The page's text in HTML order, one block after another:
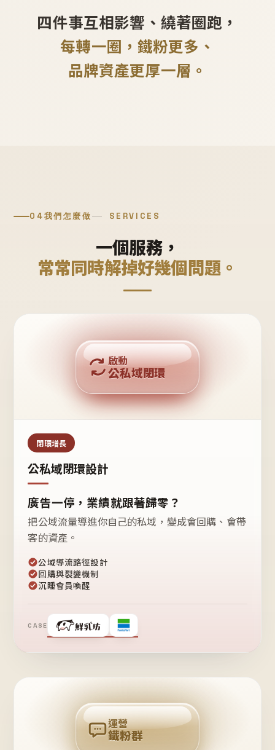
四件事互相影響、繞著圈跑，
每轉一圈，鐵粉更多、
品牌資產更厚一層。
04我們怎麼做 SERVICES
一個服務，
常常同時解掉好幾個問題。
公域流量
私域鐵粉
回購複利
啟動
公私域閉環
閉環增長
公私域閉環設計
廣告一停，業績就跟著歸零？
把公域流量導進你自己的私域，變成會回購、會帶
客的資產。
公域導流路徑設計
回購與裂變機制
沉睡會員喚醒
CASE
❤
粉
回
購
運營
鐵粉群